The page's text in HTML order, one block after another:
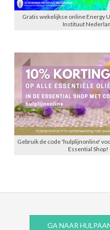
Gratis wekelijkse online Energy
Instituut
Gebruik de code 'hulplijnonline'
Essential Shop!
GA NAAR